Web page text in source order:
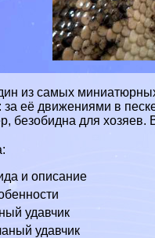
из самых
её движениями в
безобидна для хозяев.
и описание
удавчик
удавчик